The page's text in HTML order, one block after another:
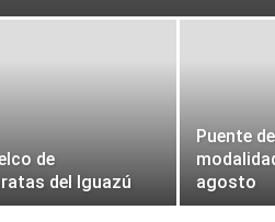
de
del Iguazú
Puente
agosto